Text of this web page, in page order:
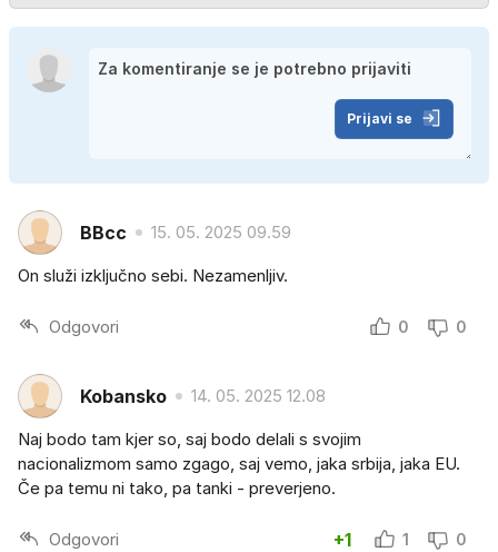
Prijavi se
BBcc 15. 05. 2025 09.59
On služi izključno sebi. Nezamenljiv.
Odgovori 0 0
Kobansko 14. 05. 2025 12.08
Naj bodo tam kjer so, saj bodo delali s svojim
nacionalizmom samo zgago, saj vemo, jaka srbija, jaka EU.
Če pa temu ni tako, pa tanki - preverjeno.
Odgovori +1 1 0